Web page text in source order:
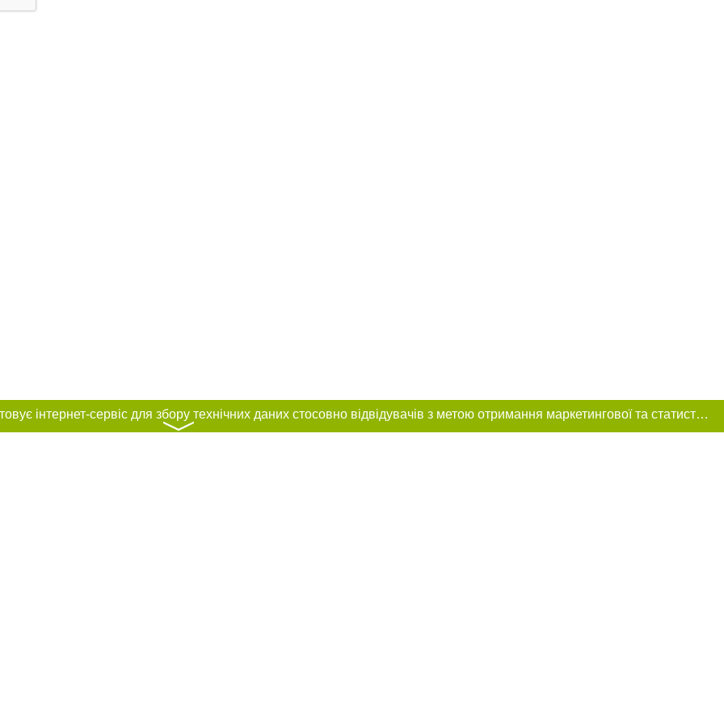
Цей сайт використовує «cookies». Також веб-сайт використовує інтернет-сервіс для збору технічних даних стосовно відвідувачів з метою отримання маркетингової та статистичної інформації. Умови обробки даних відвідувачів сайту див.
〉